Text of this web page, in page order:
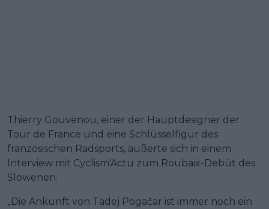
Thierry Gouvenou, einer der Hauptdesigner der
Tour de France und eine Schlüsselfigur des
französischen Radsports, äußerte sich in einem
Interview mit Cyclism'Actu zum Roubaix-Debüt des
Slowenen:
„Die Ankunft von Tadej Pogačar ist immer noch ein